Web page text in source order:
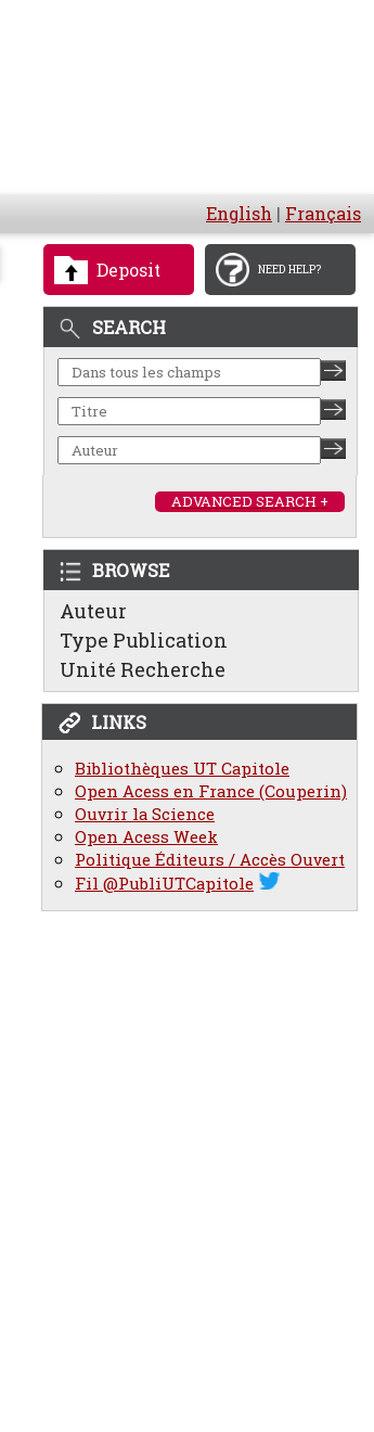
English | Français
Deposit NEED HELP?
SEARCH
ADVANCED SEARCH +
BROWSE
Auteur
Type Publication
Unité Recherche
LINKS
Bibliothèques UT Capitole
Open Acess en France (Couperin)
Ouvrir la Science
Open Acess Week
Politique Éditeurs / Accès Ouvert
Fil @PubliUTCapitole